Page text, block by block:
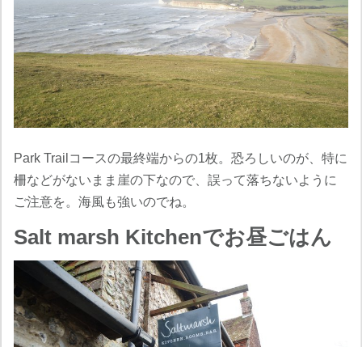
Park Trailコースの最終端からの1枚。恐ろしいのが、特に
柵などがないまま崖の下なので、誤って落ちないように
ご注意を。海風も強いのでね。
Salt marsh Kitchenでお昼ごはん